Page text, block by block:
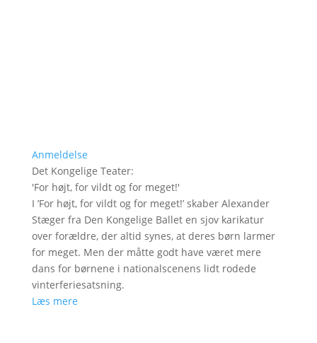
Anmeldelse
Det Kongelige Teater:
'For højt, for vildt og for meget!'
I ’For højt, for vildt og for meget!’ skaber Alexander
Stæger fra Den Kongelige Ballet en sjov karikatur
over forældre, der altid synes, at deres børn larmer
for meget. Men der måtte godt have været mere
dans for børnene i nationalscenens lidt rodede
vinterferiesatsning.
Læs mere